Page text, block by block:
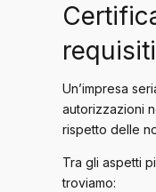
Un’impresa
autorizzazioni
rispetto delle
Tra gli aspetti
troviamo: